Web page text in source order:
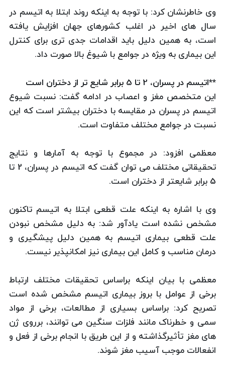
وی خاطرنشان کرد: با توجه به اینکه روند ابتلا به اتیسم در
سال های اخیر در اغلب کشورهای جهان افزایش یافته
است، به همین دلیل باید اقدامات جدی تری برای کنترل
این بیماری به ویژه در جوامع با شیوغ بالا صورت داد.
**اتیسم در پسران، 2 تا 5 برابر شایع تر از دختران است
این متخصص مغز و اعصاب در ادامه گفت: نسبت شیوع
اتیسم در پسران در مقایسه با دختران بیشتر است که این
نسبت در جوامع مختلف متفاوت است.
معظمی افزود: در مجموع با توجه به آمارها و نتایج
تحقیقاتی مختلف می توان گفت که اتیسم در پسران، 2 تا
5 برابر شایعتر از دختران است.
وی با اشاره به اینکه علت قطعی ابتلا به اتیسم تاکنون
مشخص نشده است یادآور شد: به دلیل مشخص نبودن
علت قطعی بیماری اتیسم به همین دلیل پیشگیری و
درمان مناسب و کامل این بیماری نیز امکانپذیر نیست.
معظمی با بیان اینکه براساس تحقیقات مختلف ارتباط
برخی از عوامل با بروز بیماری اتیسم مشخص شده است
تصریح کرد: براساس بسیاری از مطالعات، برخی از مواد
سمی و خطرناک مانند فلزات سنگین می توانند، برروی ژن
های مغز تأثیرگذاشته و از این طریق با انجام برخی از فعل و
انفعالات موجب آسیب مغز شوند.